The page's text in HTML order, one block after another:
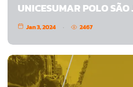
UNICESUMAR POLO SÃO
Jan 3, 2024 2467